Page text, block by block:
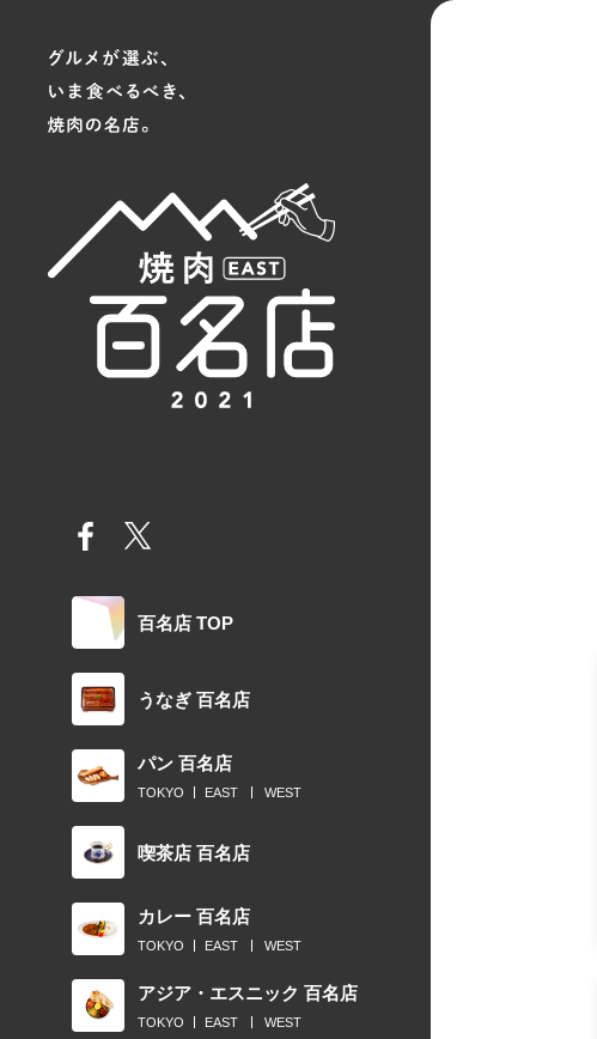
百名店 TOP
うなぎ 百名店
パン 百名店
TOKYO EAST WEST
喫茶店 百名店
カレー 百名店
TOKYO EAST WEST
アジア・エスニック 百名店
TOKYO EAST WEST